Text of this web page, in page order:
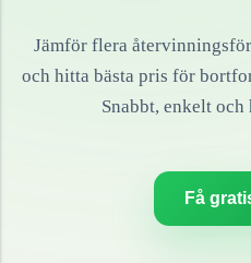
Jämför flera
och hitta bästa pris för
Snabbt, enkelt
Få